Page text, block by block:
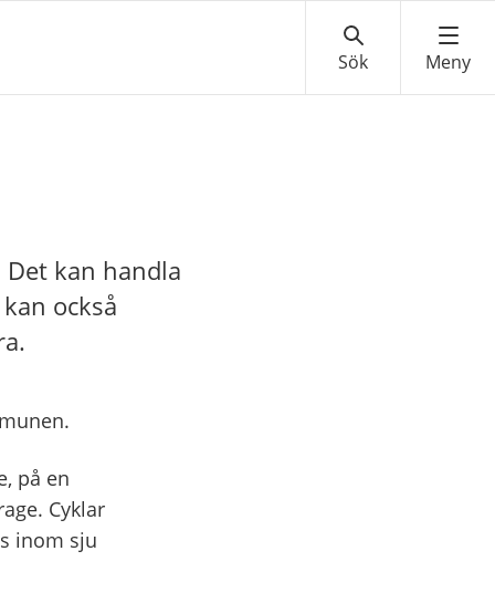
kan handla
också
på en
Cyklar
inom sju